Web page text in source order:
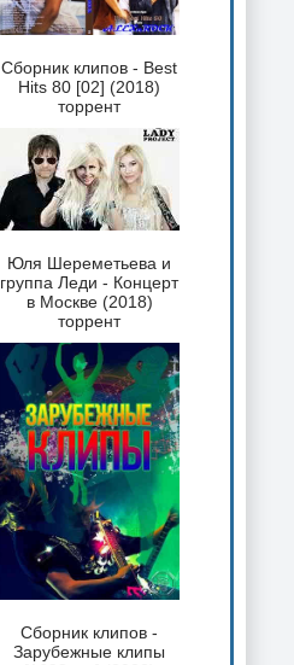
Сборник клипов - Best
Hits 80 [02] (2018)
торрент
Юля Шереметьева и
группа Леди - Концерт
в Москве (2018)
торрент
Сборник клипов -
Зарубежные клипы